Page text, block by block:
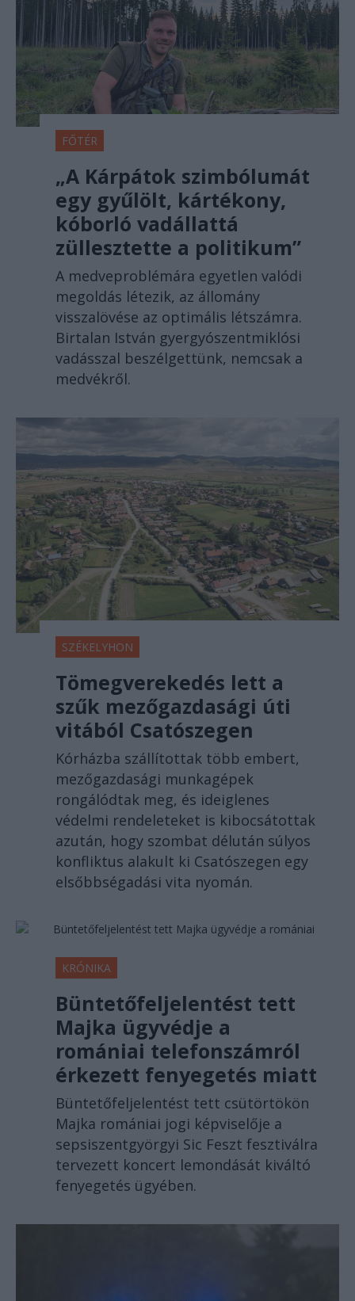
FŐTÉR
„A Kárpátok szimbólumát
egy gyűlölt, kártékony,
kóborló vadállattá
züllesztette a politikum”
A medveproblémára egyetlen valódi
megoldás létezik, az állomány
visszalövése az optimális létszámra.
Birtalan István gyergyószentmiklósi
vadásszal beszélgettünk, nemcsak a
medvékről.
SZÉKELYHON
Tömegverekedés lett a
szűk mezőgazdasági úti
vitából Csatószegen
Kórházba szállítottak több embert,
mezőgazdasági munkagépek
rongálódtak meg, és ideiglenes
védelmi rendeleteket is kibocsátottak
azután, hogy szombat délután súlyos
konfliktus alakult ki Csatószegen egy
elsőbbségadási vita nyomán.
KRÓNIKA
Büntetőfeljelentést tett
Majka ügyvédje a
romániai telefonszámról
érkezett fenyegetés miatt
Büntetőfeljelentést tett csütörtökön
Majka romániai jogi képviselője a
sepsiszentgyörgyi Sic Feszt fesztiválra
tervezett koncert lemondását kiváltó
fenyegetés ügyében.